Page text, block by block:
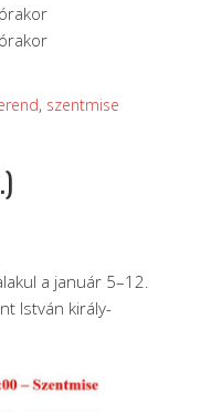
, szentmise
a január 5–12.
István király-